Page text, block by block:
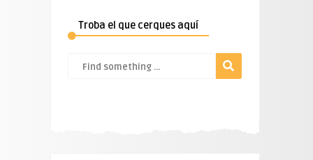
Troba el que cerques aquí